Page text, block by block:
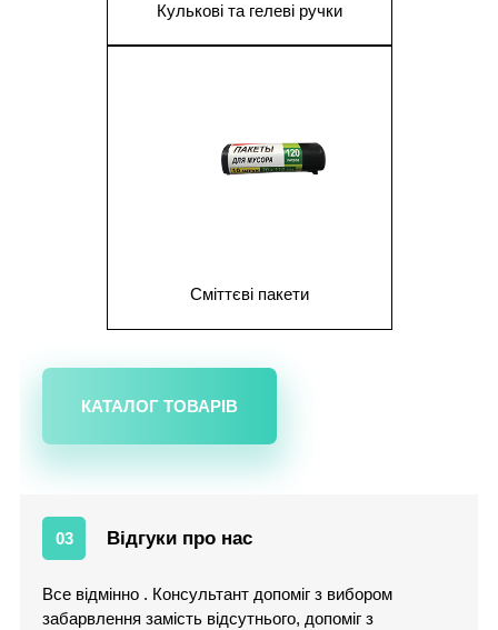
Кулькові та гелеві ручки
Сміттєві пакети
КАТАЛОГ ТОВАРІВ
03 Відгуки про нас
Все відмінно . Консультант допоміг з вибором
забарвлення замість відсутнього, допоміг з